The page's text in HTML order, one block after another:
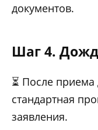
документов.
Шаг 4.
⏳ После
стандартная
заявления.